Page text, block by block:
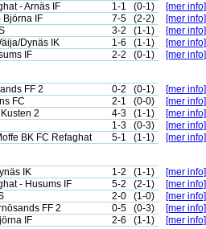
- Arnäs IF 1-1 (0-1)
[mer info]
Björna IF 7-5 (2-2)
[mer info]
3-2 (1-1)
[mer info]
Dynäs IK 1-6 (1-1)
[mer info]
IF 2-2 (0-1) [mer info]
FF 2 0-2 (0-1)
[mer info]
FC 2-1 (0-0)
[mer info]
2 4-3 (1-1)
[mer info]
1-3 (0-3)
[mer info]
BK FC Refaghat 5-1 (1-1) [mer info]
IK 1-2 (1-1)
[mer info]
- Husums IF 5-2 (2-1)
[mer info]
2-0 (1-0)
[mer info]
FF 2 0-5 (0-3)
[mer info]
IF 2-6 (1-1) [mer info]